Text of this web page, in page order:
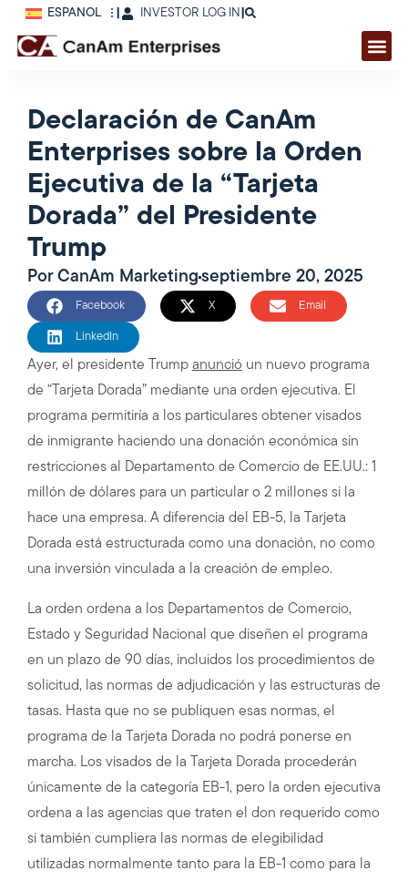
ESPAÑOL INVESTOR LOG IN |
Declaración de CanAm
Enterprises sobre la Orden
Ejecutiva de la “Tarjeta
Dorada” del Presidente
Trump
PorCanAm Marketingseptiembre 20, 2025
Facebook X Email
LinkedIn
Ayer, el presidente Trump anunció un nuevo programa
de “Tarjeta Dorada” mediante una orden ejecutiva. El
programa permitiría a los particulares obtener visados
de inmigrante haciendo una donación económica sin
restricciones al Departamento de Comercio de EE.UU.: 1
millón de dólares para un particular o 2 millones si la
hace una empresa. A diferencia del EB-5, la Tarjeta
Dorada está estructurada como una donación, no como
una inversión vinculada a la creación de empleo.
La orden ordena a los Departamentos de Comercio,
Estado y Seguridad Nacional que diseñen el programa
en un plazo de 90 días, incluidos los procedimientos de
solicitud, las normas de adjudicación y las estructuras de
tasas. Hasta que no se publiquen esas normas, el
programa de la Tarjeta Dorada no podrá ponerse en
marcha. Los visados de la Tarjeta Dorada procederán
únicamente de la categoría EB-1, pero la orden ejecutiva
ordena a las agencias que traten el don requerido como
si también cumpliera las normas de elegibilidad
utilizadas normalmente tanto para la EB-1 como para la